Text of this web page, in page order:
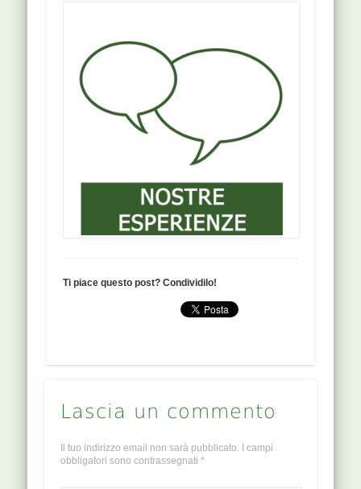
Ti piace questo post? Condividilo!
Lascia un commento
Il tuo indirizzo email non sarà pubblicato. I campi
obbligatori sono contrassegnati *